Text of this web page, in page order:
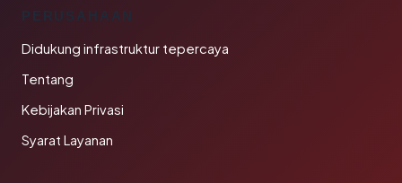
PERUSAHAAN
Didukung infrastruktur tepercaya
Tentang
Kebijakan Privasi
Syarat Layanan